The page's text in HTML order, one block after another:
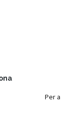
Per a